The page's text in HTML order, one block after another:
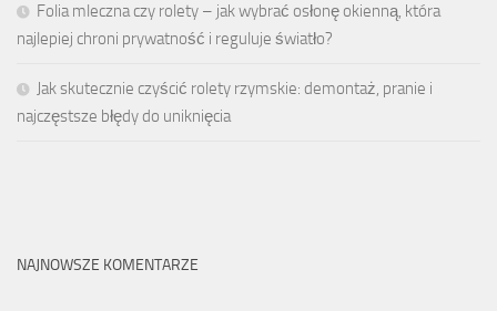
Folia mleczna czy rolety – jak wybrać osłonę okienną, która
najlepiej chroni prywatność i reguluje światło?
Jak skutecznie czyścić rolety rzymskie: demontaż, pranie i
najczęstsze błędy do uniknięcia
NAJNOWSZE KOMENTARZE